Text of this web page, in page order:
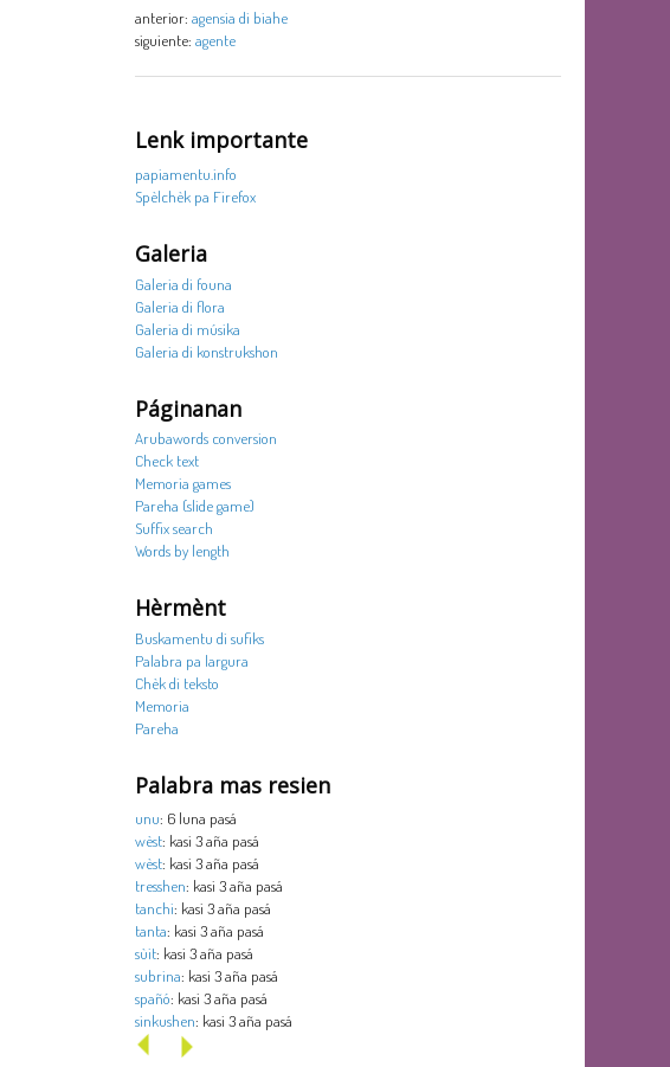
anterior: agensia di biahe
siguiente: agente
Lenk importante
papiamentu.info
Spèlchèk pa Firefox
Galeria
Galeria di founa
Galeria di flora
Galeria di músika
Galeria di konstrukshon
Páginanan
Arubawords conversion
Check text
Memoria games
Pareha (slide game)
Suffix search
Words by length
Hèrmènt
Buskamentu di sufiks
Palabra pa largura
Chèk di teksto
Memoria
Pareha
Palabra mas resien
unu: 6 luna pasá
wèst: kasi 3 aña pasá
wèst: kasi 3 aña pasá
tresshen: kasi 3 aña pasá
tanchi: kasi 3 aña pasá
tanta: kasi 3 aña pasá
sùit: kasi 3 aña pasá
subrina: kasi 3 aña pasá
spañó: kasi 3 aña pasá
sinkushen: kasi 3 aña pasá